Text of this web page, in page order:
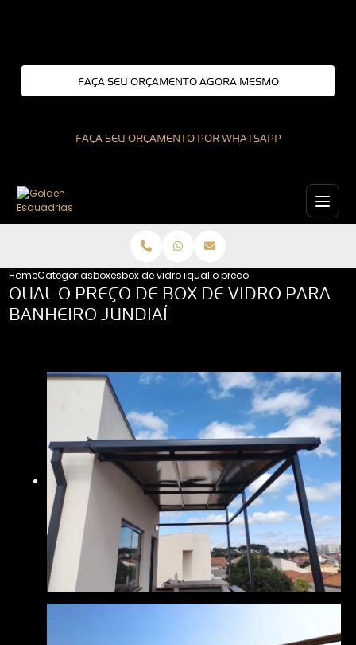
FAÇA SEU ORÇAMENTO AGORA MESMO
FAÇA SEU ORÇAMENTO POR WHATSAPP
HomeCategoriasboxesbox de vidro interior de sao paulo
qual o preco de box de vidro
QUAL O PREÇO DE BOX DE VIDRO PARA
BANHEIRO JUNDIAÍ